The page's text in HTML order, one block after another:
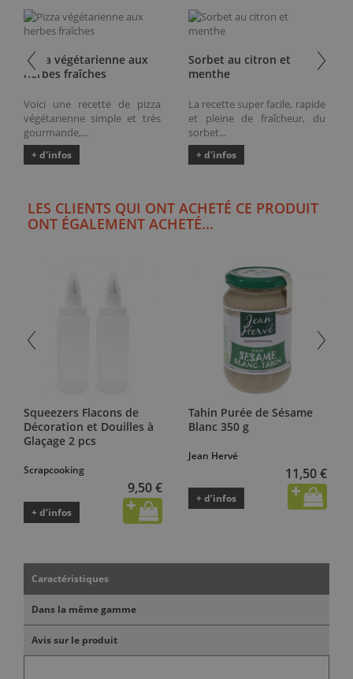
Pizza végétarienne aux
herbes fraîches
Voici une recette de pizza
végétarienne simple et très
gourmande,...
+ d'infos
Sorbet au citron et
menthe
La recette super facile, rapide
et pleine de fraîcheur, du
sorbet...
+ d'infos
LES CLIENTS QUI ONT ACHETÉ CE PRODUIT
ONT ÉGALEMENT ACHETÉ...
Squeezers Flacons de
Décoration et Douilles à
Glaçage 2 pcs
Scrapcooking
9,50 €
+ d’infos
Tahin Purée de Sésame
Blanc 350 g
Jean Hervé
11,50 €
+ d’infos
Caractéristiques
Dans la même gamme
Avis sur le produit